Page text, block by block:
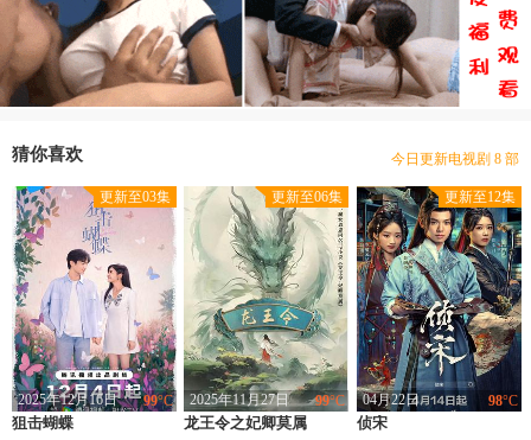
猜你喜欢
豆瓣优片库，万部电视剧在线选
今日更新电视剧 8 部
本站网址：www.gdhotels.org
豆瓣优片库，万部电视剧在线选
现已收录电视剧 9396 部
更新至03集
99°C
狙击蝴蝶
2025年12月16日
类型：剧情,爱情,国产
更新至06集
99°C
龙王令之妃卿莫属
2025年11月27日
类型：爱情,古装,国产
更新至12集
98°C
侦宋
04月22日
类型：